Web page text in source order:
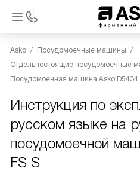
Asko
Посудомоечные машины
Отдельностоящие посудомоечные
Посудомоечная машина Asko D5434
Инструкция по
русском языке на
посудомоечной
FS S